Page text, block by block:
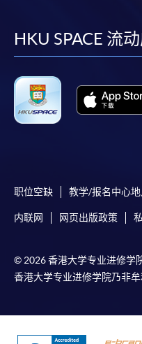
HKU SPACE 流
职位空缺 教学/报名中心地
内联网 网页出版政策
© 2026 香港大学专业进修学
香港大学专业进修学院乃非